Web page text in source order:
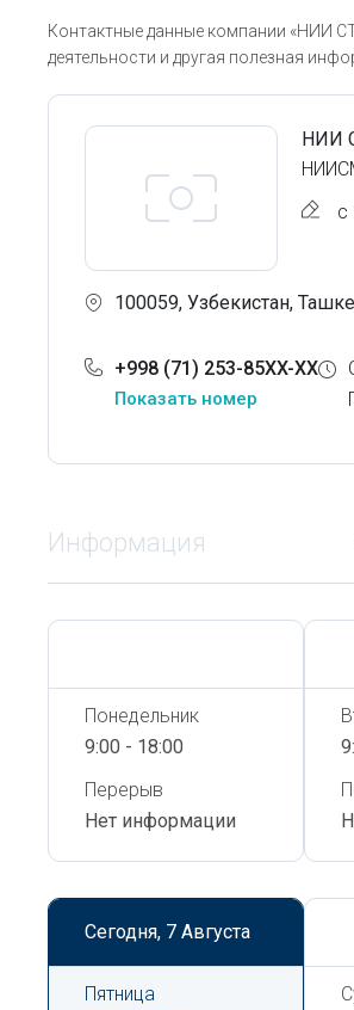
Контактные данные компании
деятельности и другая полезная
НИИ
с
100059, Узбекистан,
+998 (71) 253-85XX-XX
Показать номер
Информация
Понедельник
9:00 - 18:00
Перерыв
Нет информации
Сегодня, 7 Августа
Пятница